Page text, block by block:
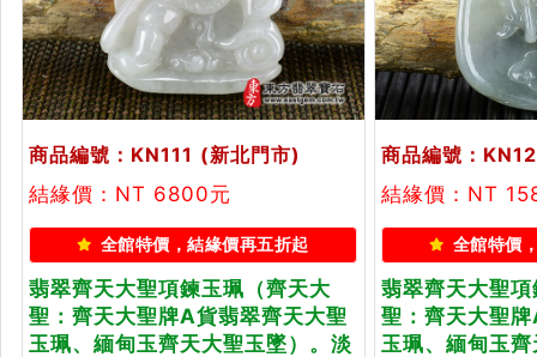
商品編號：KN111 (新北門市)
結緣價：NT 6800元
全館特價，結緣價再五折起
翡翠齊天大聖項鍊玉珮（齊天大
聖：齊天大聖牌A貨翡翠齊天大聖
玉珮、緬甸玉齊天大聖玉墜）。淡
商品編號：
結緣價：NT
全館特價
翡翠齊天大聖
聖：齊天大聖
玉珮、緬甸玉